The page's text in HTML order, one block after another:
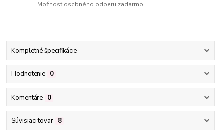
Možnosť osobného odberu zadarmo
Kompletné špecifikácie
Hodnotenie 0
Komentáre 0
Súvisiaci tovar 8